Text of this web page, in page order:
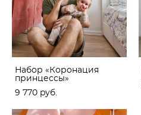
Набор «Коронация
принцессы»
9 770 pуб.